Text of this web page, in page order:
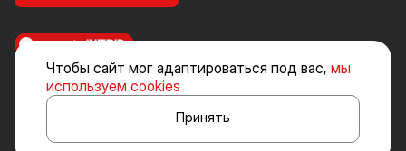
Чтобы сайт мог адаптироваться под вас, мы
используем cookies
Принять
Стоимость объектов недвижимости и иных товаров и услуг, не
включенных в «Прайс-лист» носит исключительно информационный
характер и ни при каких условиях не является публичной офертой,
определяемой положениями ст. 437 ч. 2 Гражданского кодекса
Российской Федерации.
made inINTRID